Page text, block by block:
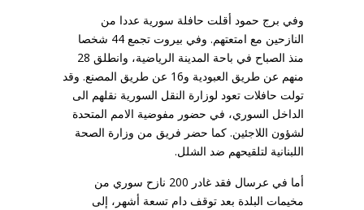
وفي برج حمود أقلت حافلة سورية عددا من
النازحين مع امتعتهم. وفي بيروت تجمع 44 شخصا
منذ الصباح في باحة المدينة الرياضية، وانطلق 28
منهم عن طريق العبودية و16 عن طريق المصنع. وقد
تولت حافلات تعود لوزارة النقل السورية نقلهم الى
الداخل السوري، في حضور مفوضية الامم المتحدة
لشؤون اللاجئين. كما حضر فريق من وزارة الصحة
اللبنانية لتلقيحهم ضد الشلل.
أما في عرسال فقد غادر 200 نازح سوري من
مخيمات البلدة بعد توقف دام تسعة أشهر، إلى